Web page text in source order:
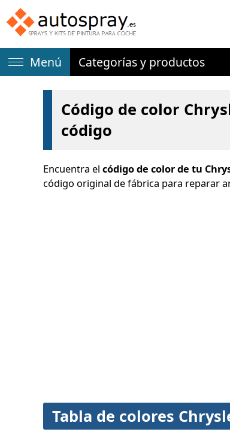
Menú Categorías y productos
Código de color
código
Encuentra el código de color de tu
código original de fábrica para reparar
Tabla de colores